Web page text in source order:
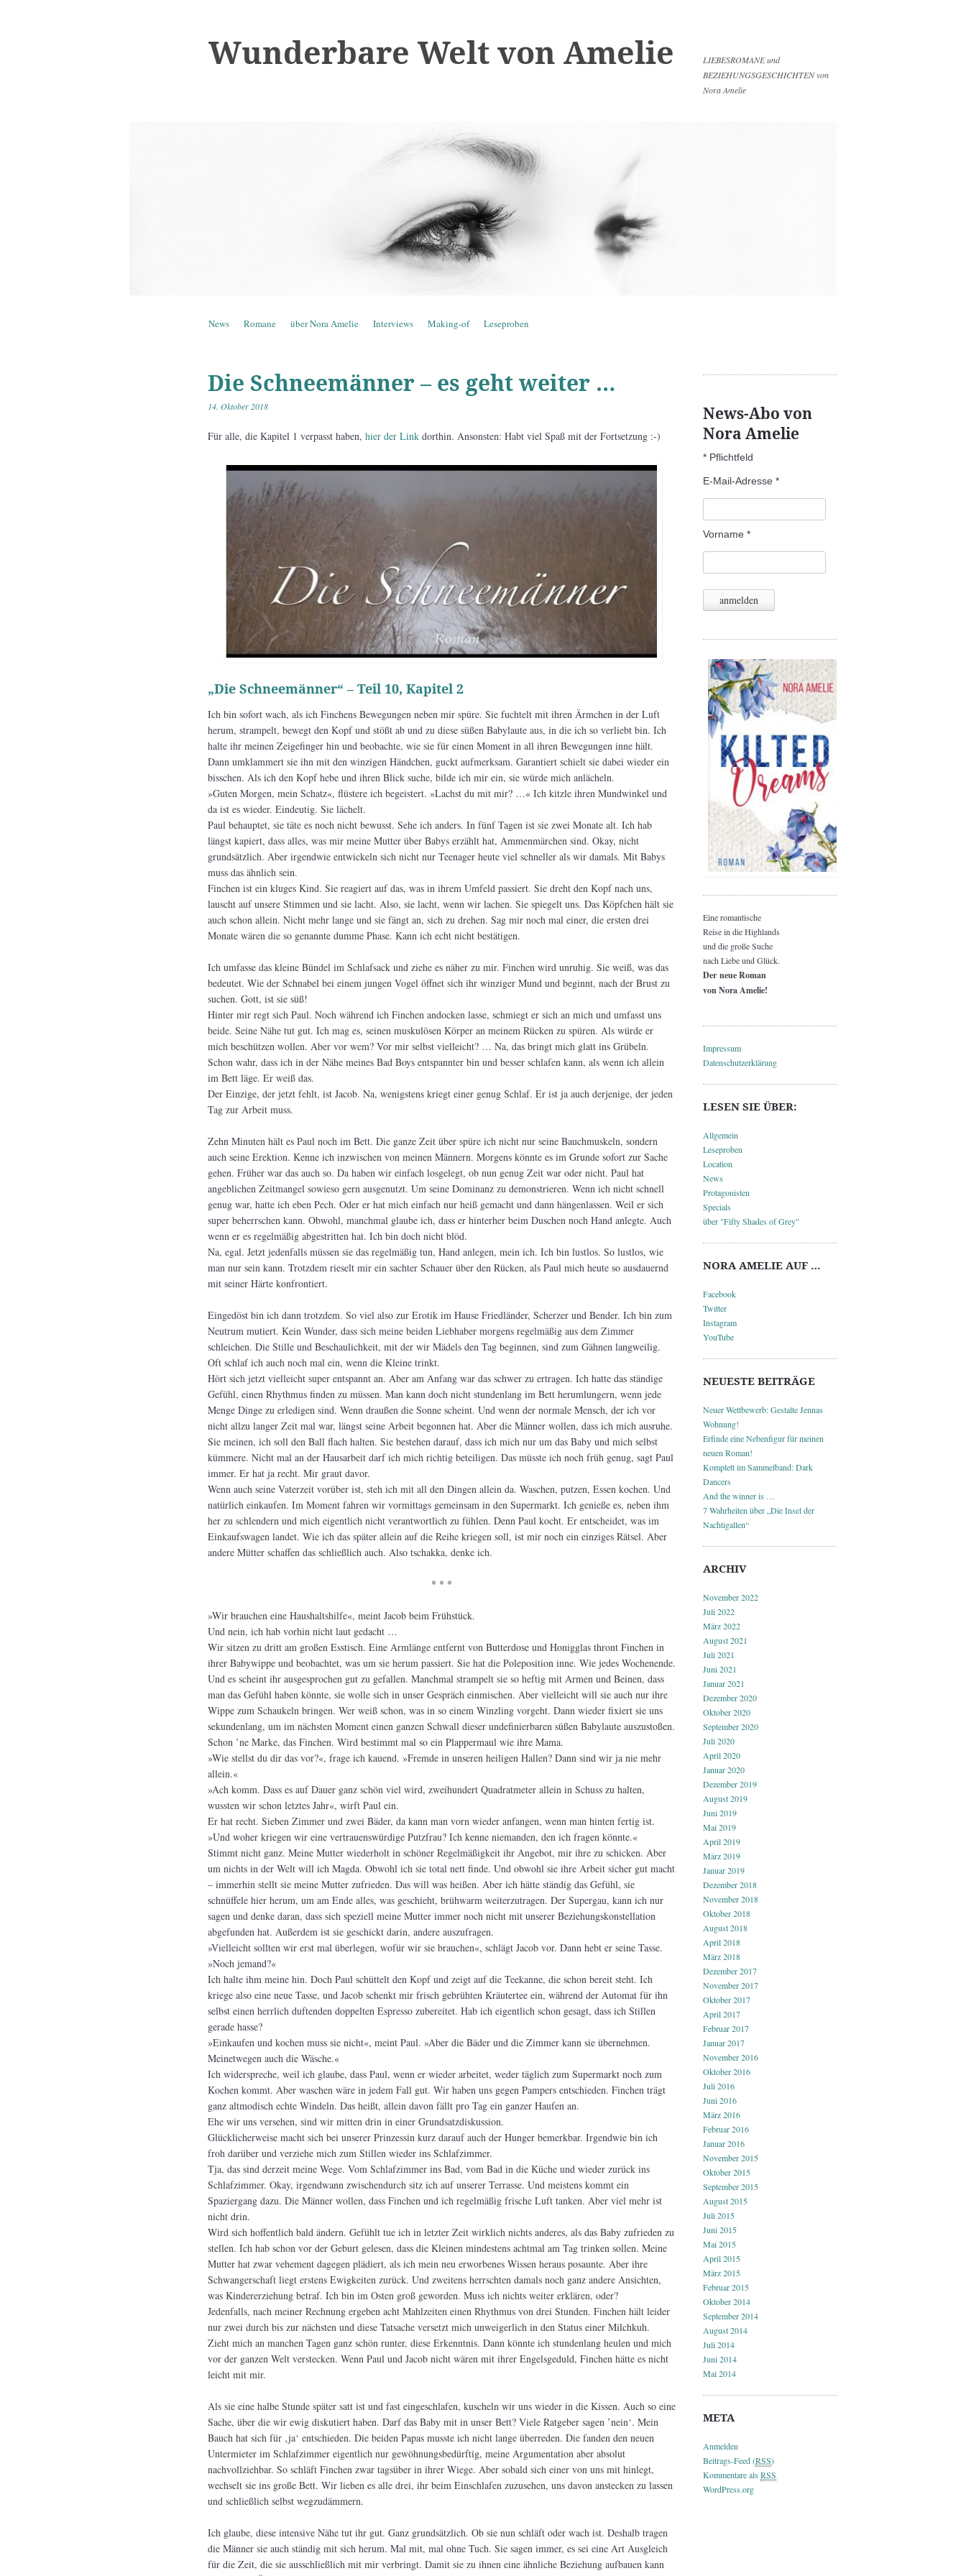
Wunderbare Welt von Amelie
LIEBESROMANE und
BEZIEHUNGSGESCHICHTEN von
Nora Amelie
Menü
Springe zum Inhalt
News Romane über Nora Amelie Interviews Making-of Leseproben
Die Schneemänner – es geht weiter …
14. Oktober 2018
Für alle, die Kapitel 1 verpasst haben, hier der Linkdorthin. Ansonsten: Habt viel Spaß mit der Fortsetzung :-)
„Die Schneemänner“ – Teil 10, Kapitel 2
Ich bin sofort wach, als ich Finchens Bewegungen neben mir spüre. Sie fuchtelt mit ihren Ärmchen in der Luft
herum, strampelt, bewegt den Kopf und stößt ab und zu diese süßen Babylaute aus, in die ich so verliebt bin. Ich
halte ihr meinen Zeigefinger hin und beobachte, wie sie für einen Moment in all ihren Bewegungen inne hält.
Dann umklammert sie ihn mit den winzigen Händchen, guckt aufmerksam. Garantiert schielt sie dabei wieder ein
bisschen. Als ich den Kopf hebe und ihren Blick suche, bilde ich mir ein, sie würde mich anlächeln.
»Guten Morgen, mein Schatz«, flüstere ich begeistert. »Lachst du mit mir? …« Ich kitzle ihren Mundwinkel und
da ist es wieder. Eindeutig. Sie lächelt.
Paul behauptet, sie täte es noch nicht bewusst. Sehe ich anders. In fünf Tagen ist sie zwei Monate alt. Ich hab
längst kapiert, dass alles, was mir meine Mutter über Babys erzählt hat, Ammenmärchen sind. Okay, nicht
grundsätzlich. Aber irgendwie entwickeln sich nicht nur Teenager heute viel schneller als wir damals. Mit Babys
muss das ähnlich sein.
Finchen ist ein kluges Kind. Sie reagiert auf das, was in ihrem Umfeld passiert. Sie dreht den Kopf nach uns,
lauscht auf unsere Stimmen und sie lacht. Also, sie lacht, wenn wir lachen. Sie spiegelt uns. Das Köpfchen hält sie
auch schon allein. Nicht mehr lange und sie fängt an, sich zu drehen. Sag mir noch mal einer, die ersten drei
Monate wären die so genannte dumme Phase. Kann ich echt nicht bestätigen.
Ich umfasse das kleine Bündel im Schlafsack und ziehe es näher zu mir. Finchen wird unruhig. Sie weiß, was das
bedeutet. Wie der Schnabel bei einem jungen Vogel öffnet sich ihr winziger Mund und beginnt, nach der Brust zu
suchen. Gott, ist sie süß!
Hinter mir regt sich Paul. Noch während ich Finchen andocken lasse, schmiegt er sich an mich und umfasst uns
beide. Seine Nähe tut gut. Ich mag es, seinen muskulösen Körper an meinem Rücken zu spüren. Als würde er
mich beschützen wollen. Aber vor wem? Vor mir selbst vielleicht? … Na, das bringt mich glatt ins Grübeln.
Schon wahr, dass ich in der Nähe meines Bad Boys entspannter bin und besser schlafen kann, als wenn ich allein
im Bett läge. Er weiß das.
Der Einzige, der jetzt fehlt, ist Jacob. Na, wenigstens kriegt einer genug Schlaf. Er ist ja auch derjenige, der jeden
Tag zur Arbeit muss.
Zehn Minuten hält es Paul noch im Bett. Die ganze Zeit über spüre ich nicht nur seine Bauchmuskeln, sondern
auch seine Erektion. Kenne ich inzwischen von meinen Männern. Morgens könnte es im Grunde sofort zur Sache
gehen. Früher war das auch so. Da haben wir einfach losgelegt, ob nun genug Zeit war oder nicht. Paul hat
angeblichen Zeitmangel sowieso gern ausgenutzt. Um seine Dominanz zu demonstrieren. Wenn ich nicht schnell
genug war, hatte ich eben Pech. Oder er hat mich einfach nur heiß gemacht und dann hängenlassen. Weil er sich
super beherrschen kann. Obwohl, manchmal glaube ich, dass er hinterher beim Duschen noch Hand anlegte. Auch
wenn er es regelmäßig abgestritten hat. Ich bin doch nicht blöd.
Na, egal. Jetzt jedenfalls müssen sie das regelmäßig tun, Hand anlegen, mein ich. Ich bin lustlos. So lustlos, wie
man nur sein kann. Trotzdem rieselt mir ein sachter Schauer über den Rücken, als Paul mich heute so ausdauernd
mit seiner Härte konfrontiert.
Eingedöst bin ich dann trotzdem. So viel also zur Erotik im Hause Friedländer, Scherzer und Bender. Ich bin zum
Neutrum mutiert. Kein Wunder, dass sich meine beiden Liebhaber morgens regelmäßig aus dem Zimmer
schleichen. Die Stille und Beschaulichkeit, mit der wir Mädels den Tag beginnen, sind zum Gähnen langweilig.
Oft schlaf ich auch noch mal ein, wenn die Kleine trinkt.
Hört sich jetzt vielleicht super entspannt an. Aber am Anfang war das schwer zu ertragen. Ich hatte das ständige
Gefühl, einen Rhythmus finden zu müssen. Man kann doch nicht stundenlang im Bett herumlungern, wenn jede
Menge Dinge zu erledigen sind. Wenn draußen die Sonne scheint. Und wenn der normale Mensch, der ich vor
nicht allzu langer Zeit mal war, längst seine Arbeit begonnen hat. Aber die Männer wollen, dass ich mich ausruhe.
Sie meinen, ich soll den Ball flach halten. Sie bestehen darauf, dass ich mich nur um das Baby und mich selbst
kümmere. Nicht mal an der Hausarbeit darf ich mich richtig beteiligen. Das müsste ich noch früh genug, sagt Paul
immer. Er hat ja recht. Mir graut davor.
Wenn auch seine Vaterzeit vorüber ist, steh ich mit all den Dingen allein da. Waschen, putzen, Essen kochen. Und
natürlich einkaufen. Im Moment fahren wir vormittags gemeinsam in den Supermarkt. Ich genieße es, neben ihm
her zu schlendern und mich eigentlich nicht verantwortlich zu fühlen. Denn Paul kocht. Er entscheidet, was im
Einkaufswagen landet. Wie ich das später allein auf die Reihe kriegen soll, ist mir noch ein einziges Rätsel. Aber
andere Mütter schaffen das schließlich auch. Also tschakka, denke ich.
* * *
»Wir brauchen eine Haushaltshilfe«, meint Jacob beim Frühstück.
Und nein, ich hab vorhin nicht laut gedacht …
Wir sitzen zu dritt am großen Esstisch. Eine Armlänge entfernt von Butterdose und Honigglas thront Finchen in
ihrer Babywippe und beobachtet, was um sie herum passiert. Sie hat die Poleposition inne. Wie jedes Wochenende.
Und es scheint ihr ausgesprochen gut zu gefallen. Manchmal strampelt sie so heftig mit Armen und Beinen, dass
man das Gefühl haben könnte, sie wolle sich in unser Gespräch einmischen. Aber vielleicht will sie auch nur ihre
Wippe zum Schaukeln bringen. Wer weiß schon, was in so einem Winzling vorgeht. Dann wieder fixiert sie uns
sekundenlang, um im nächsten Moment einen ganzen Schwall dieser undefinierbaren süßen Babylaute auszustoßen.
Schon ’ne Marke, das Finchen. Wird bestimmt mal so ein Plappermaul wie ihre Mama.
»Wie stellst du dir das vor?«, frage ich kauend. »Fremde in unseren heiligen Hallen? Dann sind wir ja nie mehr
allein.«
»Ach komm. Dass es auf Dauer ganz schön viel wird, zweihundert Quadratmeter allein in Schuss zu halten,
wussten wir schon letztes Jahr«, wirft Paul ein.
Er hat recht. Sieben Zimmer und zwei Bäder, da kann man vorn wieder anfangen, wenn man hinten fertig ist.
»Und woher kriegen wir eine vertrauenswürdige Putzfrau? Ich kenne niemanden, den ich fragen könnte.«
Stimmt nicht ganz. Meine Mutter wiederholt in schöner Regelmäßigkeit ihr Angebot, mir ihre zu schicken. Aber
um nichts in der Welt will ich Magda. Obwohl ich sie total nett finde. Und obwohl sie ihre Arbeit sicher gut macht
– immerhin stellt sie meine Mutter zufrieden. Das will was heißen. Aber ich hätte ständig das Gefühl, sie
schnüffele hier herum, um am Ende alles, was geschieht, brühwarm weiterzutragen. Der Supergau, kann ich nur
sagen und denke daran, dass sich speziell meine Mutter immer noch nicht mit unserer Beziehungskonstellation
abgefunden hat. Außerdem ist sie geschickt darin, andere auszufragen.
»Vielleicht sollten wir erst mal überlegen, wofür wir sie brauchen«, schlägt Jacob vor. Dann hebt er seine Tasse.
»Noch jemand?«
Ich halte ihm meine hin. Doch Paul schüttelt den Kopf und zeigt auf die Teekanne, die schon bereit steht. Ich
kriege also eine neue Tasse, und Jacob schenkt mir frisch gebrühten Kräutertee ein, während der Automat für ihn
selbst einen herrlich duftenden doppelten Espresso zubereitet. Hab ich eigentlich schon gesagt, dass ich Stillen
gerade hasse?
»Einkaufen und kochen muss sie nicht«, meint Paul. »Aber die Bäder und die Zimmer kann sie übernehmen.
Meinetwegen auch die Wäsche.«
Ich widerspreche, weil ich glaube, dass Paul, wenn er wieder arbeitet, weder täglich zum Supermarkt noch zum
Kochen kommt. Aber waschen wäre in jedem Fall gut. Wir haben uns gegen Pampers entschieden. Finchen trägt
ganz altmodisch echte Windeln. Das heißt, allein davon fällt pro Tag ein ganzer Haufen an.
Ehe wir uns versehen, sind wir mitten drin in einer Grundsatzdiskussion.
Glücklicherweise macht sich bei unserer Prinzessin kurz darauf auch der Hunger bemerkbar. Irgendwie bin ich
froh darüber und verziehe mich zum Stillen wieder ins Schlafzimmer.
Tja, das sind derzeit meine Wege. Vom Schlafzimmer ins Bad, vom Bad in die Küche und wieder zurück ins
Schlafzimmer. Okay, irgendwann zwischendurch sitz ich auf unserer Terrasse. Und meistens kommt ein
Spaziergang dazu. Die Männer wollen, dass Finchen und ich regelmäßig frische Luft tanken. Aber viel mehr ist
nicht drin.
Wird sich hoffentlich bald ändern. Gefühlt tue ich in letzter Zeit wirklich nichts anderes, als das Baby zufrieden zu
stellen. Ich hab schon vor der Geburt gelesen, dass die Kleinen mindestens achtmal am Tag trinken sollen. Meine
Mutter hat zwar vehement dagegen plädiert, als ich mein neu erworbenes Wissen heraus posaunte. Aber ihre
Schwangerschaft liegt erstens Ewigkeiten zurück. Und zweitens herrschten damals noch ganz andere Ansichten,
was Kindererziehung betraf. Ich bin im Osten groß geworden. Muss ich nichts weiter erklären, oder?
Jedenfalls, nach meiner Rechnung ergeben acht Mahlzeiten einen Rhythmus von drei Stunden. Finchen hält leider
nur zwei durch bis zur nächsten und diese Tatsache versetzt mich unweigerlich in den Status einer Milchkuh.
Zieht mich an manchen Tagen ganz schön runter, diese Erkenntnis. Dann könnte ich stundenlang heulen und mich
vor der ganzen Welt verstecken. Wenn Paul und Jacob nicht wären mit ihrer Engelsgeduld, Finchen hätte es nicht
leicht mit mir.
Als sie eine halbe Stunde später satt ist und fast eingeschlafen, kuscheln wir uns wieder in die Kissen. Auch so eine
Sache, über die wir ewig diskutiert haben. Darf das Baby mit in unser Bett? Viele Ratgeber sagen ’nein‘. Mein
Bauch hat sich für ‚ja‘ entschieden. Die beiden Papas musste ich nicht lange überreden. Die fanden den neuen
Untermieter im Schlafzimmer eigentlich nur gewöhnungsbedürftig, meine Argumentation aber absolut
nachvollziehbar. So schläft Finchen zwar tagsüber in ihrer Wiege. Aber sobald sich einer von uns mit hinlegt,
wechselt sie ins große Bett. Wir lieben es alle drei, ihr beim Einschlafen zuzusehen, uns davon anstecken zu lassen
und schließlich selbst wegzudämmern.
Ich glaube, diese intensive Nähe tut ihr gut. Ganz grundsätzlich. Ob sie nun schläft oder wach ist. Deshalb tragen
die Männer sie auch ständig mit sich herum. Mal mit, mal ohne Tuch. Sie sagen immer, es sei eine Art Ausgleich
für die Zeit, die sie ausschließlich mit mir verbringt. Damit sie zu ihnen eine ähnliche Beziehung aufbauen kann
News-Abo von
Nora Amelie
* Pflichtfeld
E-Mail-Adresse *
Vorname *
Eine romantische
Reise in die Highlands
und die große Suche
nach Liebe und Glück.
Der neue Roman
von Nora Amelie!
Impressum
Datenschutzerklärung
LESEN SIE ÜBER:
Allgemein
Leseproben
Location
News
Protagonisten
Specials
über "Fifty Shades of Grey"
NORA AMELIE AUF …
Facebook
Twitter
Instagram
YouTube
NEUESTE BEITRÄGE
Neuer Wettbewerb: Gestalte Jennas
Wohnung!
Erfinde eine Nebenfigur für meinen
neuen Roman!
Komplett im Sammelband: Dark
Dancers
And the winner is …
7 Wahrheiten über „Die Insel der
Nachtigallen“
ARCHIV
November 2022
Juli 2022
März 2022
August 2021
Juli 2021
Juni 2021
Januar 2021
Dezember 2020
Oktober 2020
September 2020
Juli 2020
April 2020
Januar 2020
Dezember 2019
August 2019
Juni 2019
Mai 2019
April 2019
März 2019
Januar 2019
Dezember 2018
November 2018
Oktober 2018
August 2018
April 2018
März 2018
Dezember 2017
November 2017
Oktober 2017
April 2017
Februar 2017
Januar 2017
November 2016
Oktober 2016
Juli 2016
Juni 2016
März 2016
Februar 2016
Januar 2016
November 2015
Oktober 2015
September 2015
August 2015
Juli 2015
Juni 2015
Mai 2015
April 2015
März 2015
Februar 2015
Oktober 2014
September 2014
August 2014
Juli 2014
Juni 2014
Mai 2014
META
Anmelden
Beitrags-Feed (RSS)
Kommentare als RSS
WordPress.org